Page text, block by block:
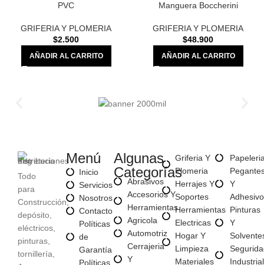
PVC
GRIFERIA Y PLOMERIA
$2.500
AÑADIR AL CARRITO
Manguera Boccherini
GRIFERIA Y PLOMERIA
$48.900
AÑADIR AL CARRITO
Todo
para
Construcción,
depósito,
eléctricos,
pinturas,
tornillería,
Menú
Inicio
Servicios
Nosotros
Contacto
Políticas
de
Garantía
Políticas
Algunas
Categorías
Abrasivos
Accesorios Y
Herramientas
Agricola
Automotriz
Cerrajeria
Y
Griferia Y
Plomeria
Herrajes Y
Soportes
Herramientas
Electricas
Hogar Y
Limpieza
Materiales
Y
Pinturas
Y
Industrial